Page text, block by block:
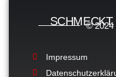
© 2024
Impressum